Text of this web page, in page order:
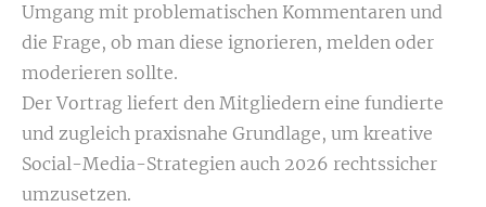
Umgang mit problematischen Kommentaren und
die Frage, ob man diese ignorieren, melden oder
moderieren sollte.
Der Vortrag liefert den Mitgliedern eine fundierte
und zugleich praxisnahe Grundlage, um kreative
Social-Media-Strategien auch 2026 rechtssicher
umzusetzen.